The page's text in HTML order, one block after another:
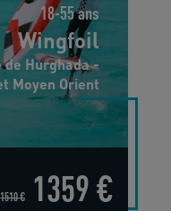
18-55 ans
Wingfoil
de Hurghada -
Moyen Orient
1510 € 1359 €